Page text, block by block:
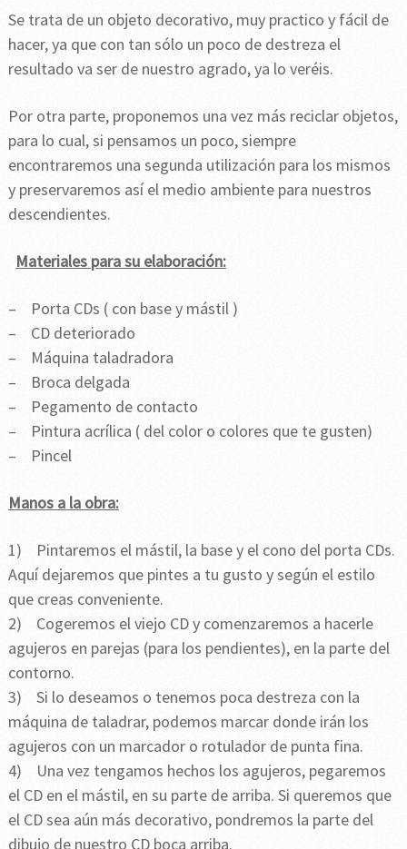
Se trata de un objeto decorativo, muy practico y fácil de
hacer, ya que con tan sólo un poco de destreza el
resultado va ser de nuestro agrado, ya lo veréis.
Por otra parte, proponemos una vez más reciclar objetos,
para lo cual, si pensamos un poco, siempre
encontraremos una segunda utilización para los mismos
y preservaremos así el medio ambiente para nuestros
descendientes.
Materiales para su elaboración:
– Porta CDs ( con base y mástil )
– CD deteriorado
– Máquina taladradora
– Broca delgada
– Pegamento de contacto
– Pintura acrílica ( del color o colores que te gusten)
– Pincel
Manos a la obra:
1) Pintaremos el mástil, la base y el cono del porta CDs.
Aquí dejaremos que pintes a tu gusto y según el estilo
que creas conveniente.
2) Cogeremos el viejo CD y comenzaremos a hacerle
agujeros en parejas (para los pendientes), en la parte del
contorno.
3) Si lo deseamos o tenemos poca destreza con la
máquina de taladrar, podemos marcar donde irán los
agujeros con un marcador o rotulador de punta fina.
4) Una vez tengamos hechos los agujeros, pegaremos
el CD en el mástil, en su parte de arriba. Si queremos que
el CD sea aún más decorativo, pondremos la parte del
dibujo de nuestro CD boca arriba.